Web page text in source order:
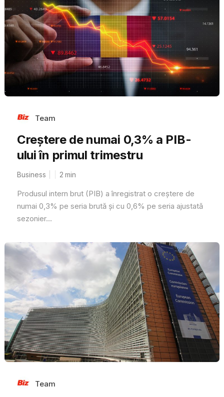
Team
Creștere de numai 0,3% a PIB-
ului în primul trimestru
Business 2 min
Produsul intern brut (PIB) a înregistrat o creștere de
numai 0,3% pe seria brută și cu 0,6% pe seria ajustată
sezonier...
Team